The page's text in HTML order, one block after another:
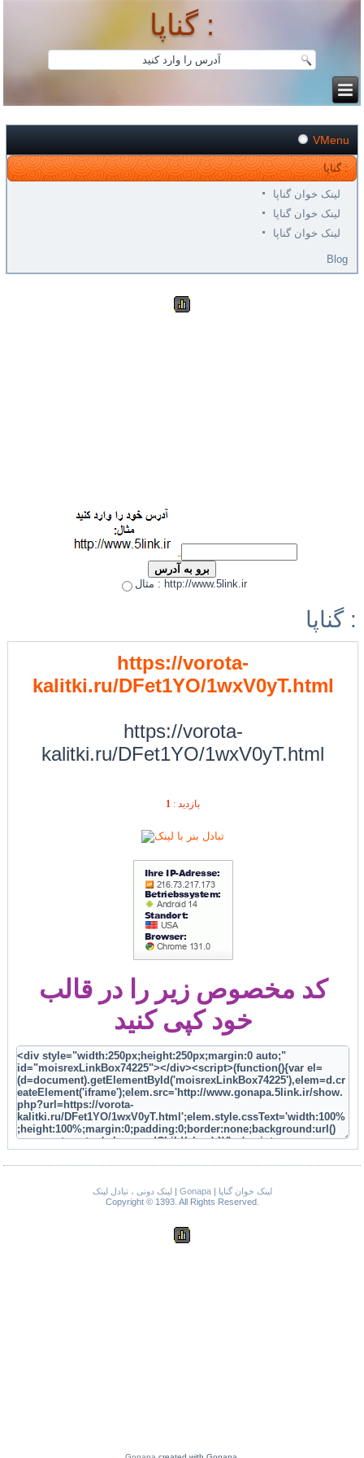
گناپا :
VMenu
گناپا :
لینک خوان گناپا
لینک خوان گناپا
لینک خوان گناپا
Blog
مثال : http://www.5link.ir
گناپا :
https://vorota-
kalitki.ru/DFet1YO/1wxV0yT.html
https://vorota-
kalitki.ru/DFet1YO/1wxV0yT.html
بازديد : 1
کد مخصوص زیر را در قالب
خود کپی کنید
لینک دونی ، تبادل لینک| Gonapa|
لینک خوان گناپا
Copyright © 1393. All Rights Reserved.